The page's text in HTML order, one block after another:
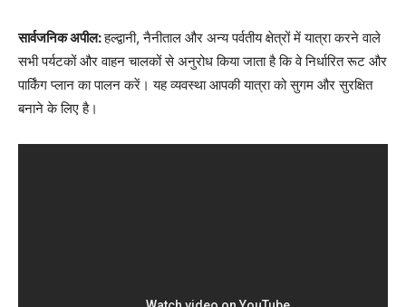
सार्वजनिक अपील:हल्द्वानी, नैनीताल और अन्य पर्वतीय क्षेत्रों में यात्रा करने वाले
सभी पर्यटकों और वाहन चालकों से अनुरोध किया जाता है कि वे निर्धारित रूट और
पार्किंग प्लान का पालन करें। यह व्यवस्था आपकी यात्रा को सुगम और सुरक्षित
बनाने के लिए है।